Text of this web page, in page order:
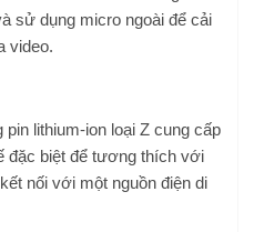
sử dụng micro ngoài để cải
video.
lithium-ion loại Z cung cấp
đặc biệt để tương thích với
nối với một nguồn điện di